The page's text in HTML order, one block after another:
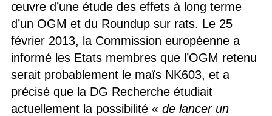
œuvre d’une étude des effets à long terme
d’un OGM et du Roundup sur rats. Le 25
février 2013, la Commission européenne a
informé les Etats membres que l’OGM retenu
serait probablement le maïs NK603, et a
précisé que la DG Recherche étudiait
actuellement la possibilité « de lancer un